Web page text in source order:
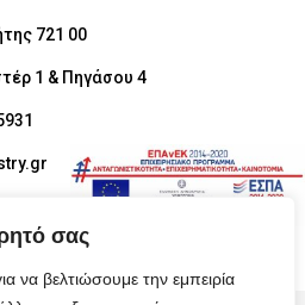
σας
να βελτιώσουμε την εμπειρία
721 00
1 & Πηγάσου 4